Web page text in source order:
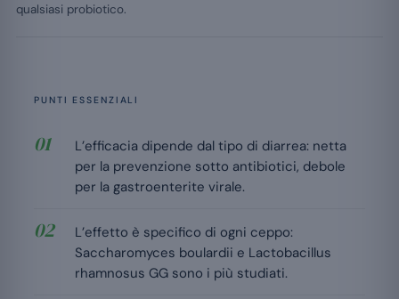
qualsiasi probiotico.
PUNTI ESSENZIALI
L’efficacia dipende dal tipo di diarrea: netta
per la prevenzione sotto antibiotici, debole
per la gastroenterite virale.
L’effetto è specifico di ogni ceppo:
Saccharomyces boulardii e Lactobacillus
rhamnosus GG sono i più studiati.